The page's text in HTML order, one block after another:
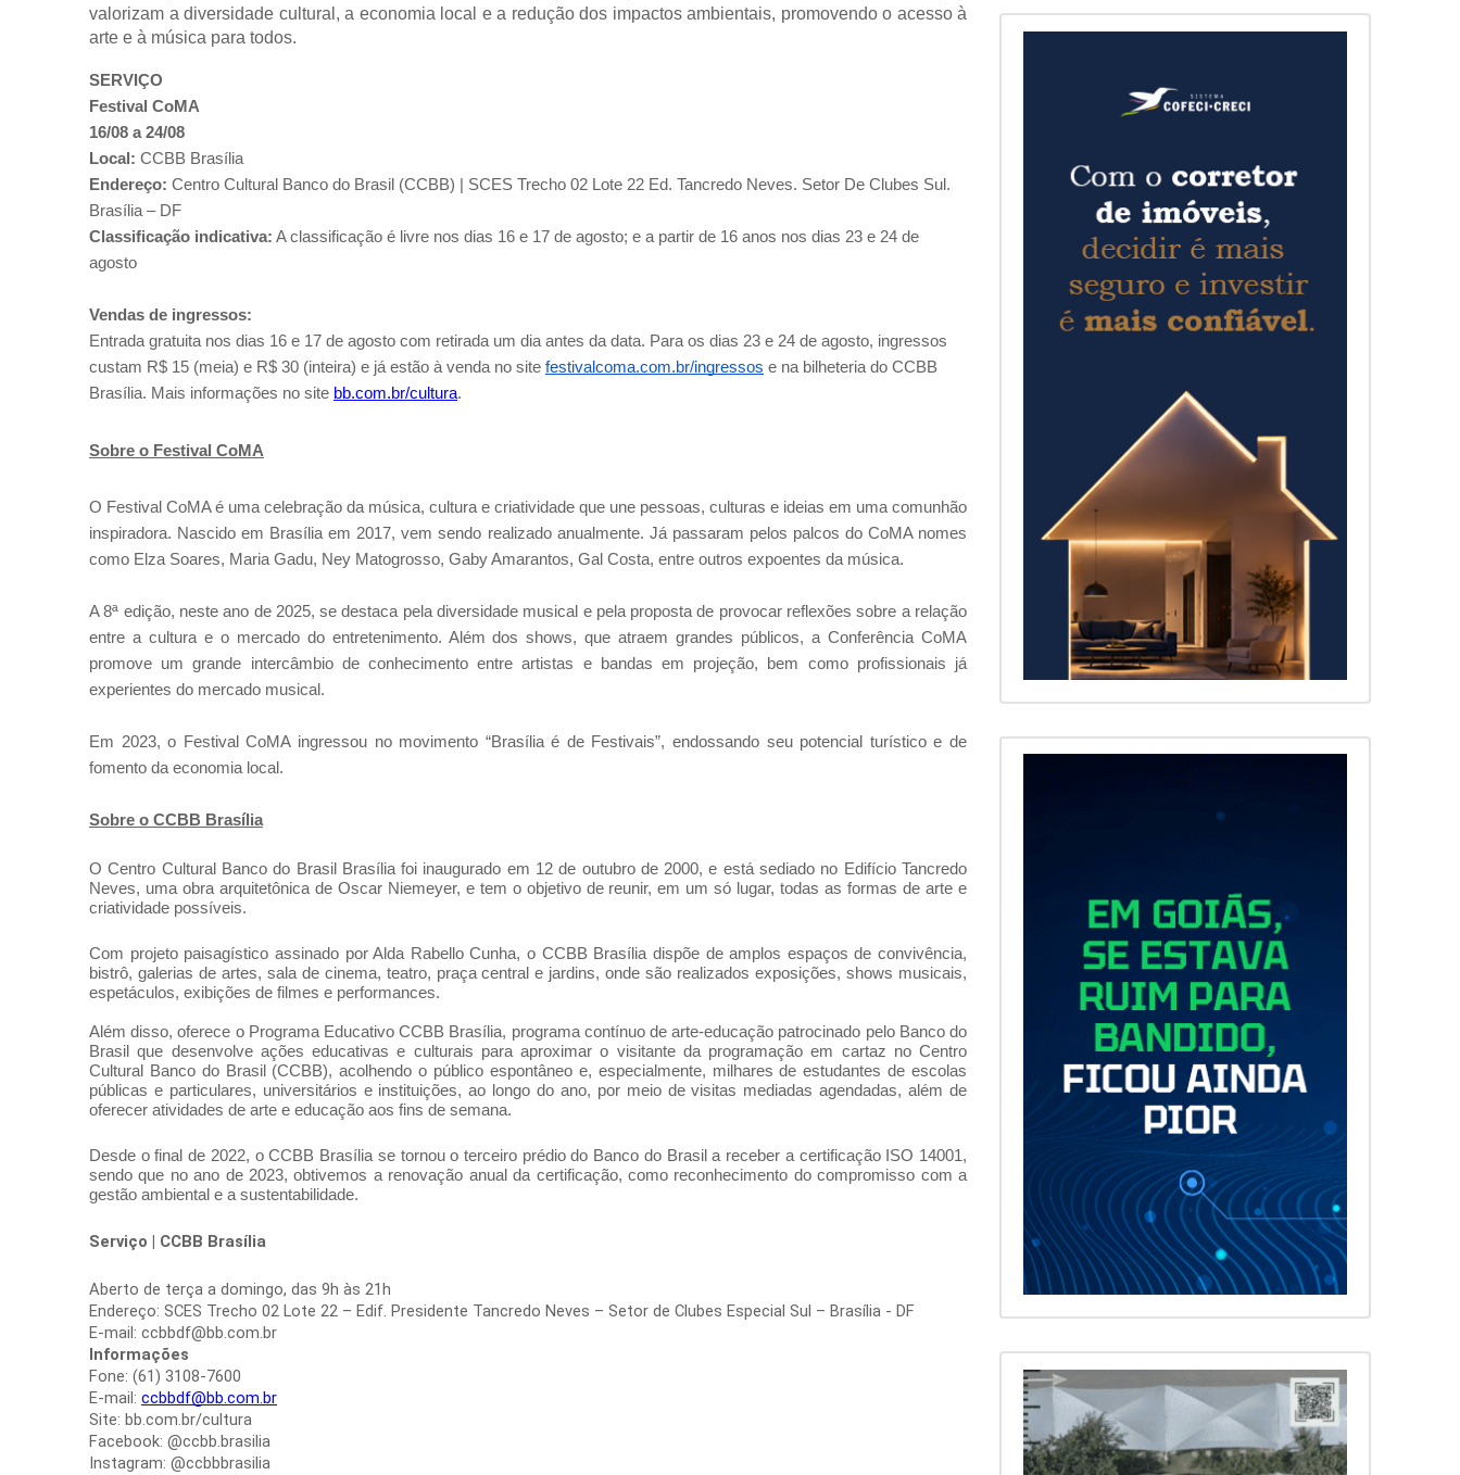
valorizam a diversidade cultural, a economia local e a redução dos impactos ambientais, promovendo o acesso à
arte e à música para todos.
SERVIÇO
Festival CoMA
16/08 a 24/08
Local: CCBB Brasília
Endereço: Centro Cultural Banco do Brasil (CCBB) | SCES Trecho 02 Lote 22 Ed. Tancredo Neves. Setor De Clubes Sul.
Brasília – DF
Classificação indicativa: A classificação é livre nos dias 16 e 17 de agosto; e a partir de 16 anos nos dias 23 e 24 de
agosto
Vendas de ingressos:
Entrada gratuita nos dias 16 e 17 de agosto com retirada um dia antes da data. Para os dias 23 e 24 de agosto, ingressos
custam R$ 15 (meia) e R$ 30 (inteira) e já estão à venda no site festivalcoma.com.br/ingressos e na bilheteria do CCBB
Brasília. Mais informações no site bb.com.br/cultura.
Sobre o Festival CoMA
O Festival CoMA é uma celebração da música, cultura e criatividade que une pessoas, culturas e ideias em uma comunhão
inspiradora. Nascido em Brasília em 2017, vem sendo realizado anualmente. Já passaram pelos palcos do CoMA nomes
como Elza Soares, Maria Gadu, Ney Matogrosso, Gaby Amarantos, Gal Costa, entre outros expoentes da música.
A 8ª edição, neste ano de 2025, se destaca pela diversidade musical e pela proposta de provocar reflexões sobre a relação
entre a cultura e o mercado do entretenimento. Além dos shows, que atraem grandes públicos, a Conferência CoMA
promove um grande intercâmbio de conhecimento entre artistas e bandas em projeção, bem como profissionais já
experientes do mercado musical.
Em 2023, o Festival CoMA ingressou no movimento “Brasília é de Festivais”, endossando seu potencial turístico e de
fomento da economia local.
Sobre o CCBB Brasília
O Centro Cultural Banco do Brasil Brasília foi inaugurado em 12 de outubro de 2000, e está sediado no Edifício Tancredo
Neves, uma obra arquitetônica de Oscar Niemeyer, e tem o objetivo de reunir, em um só lugar, todas as formas de arte e
criatividade possíveis.
Com projeto paisagístico assinado por Alda Rabello Cunha, o CCBB Brasília dispõe de amplos espaços de convivência,
bistrô, galerias de artes, sala de cinema, teatro, praça central e jardins, onde são realizados exposições, shows musicais,
espetáculos, exibições de filmes e performances.
Além disso, oferece o Programa Educativo CCBB Brasília, programa contínuo de arte-educação patrocinado pelo Banco do
Brasil que desenvolve ações educativas e culturais para aproximar o visitante da programação em cartaz no Centro
Cultural Banco do Brasil (CCBB), acolhendo o público espontâneo e, especialmente, milhares de estudantes de escolas
públicas e particulares, universitários e instituições, ao longo do ano, por meio de visitas mediadas agendadas, além de
oferecer atividades de arte e educação aos fins de semana.
Desde o final de 2022, o CCBB Brasília se tornou o terceiro prédio do Banco do Brasil a receber a certificação ISO 14001,
sendo que no ano de 2023, obtivemos a renovação anual da certificação, como reconhecimento do compromisso com a
gestão ambiental e a sustentabilidade.
Serviço | CCBB Brasília
Aberto de terça a domingo, das 9h às 21h
Endereço: SCES Trecho 02 Lote 22 – Edif. Presidente Tancredo Neves – Setor de Clubes Especial Sul – Brasília - DF
E-mail: ccbbdf@bb.com.br
Informações
Fone: (61) 3108-7600
E-mail: ccbbdf@bb.com.br
Site: bb.com.br/cultura
Facebook: @ccbb.brasilia
Instagram: @ccbbbrasilia